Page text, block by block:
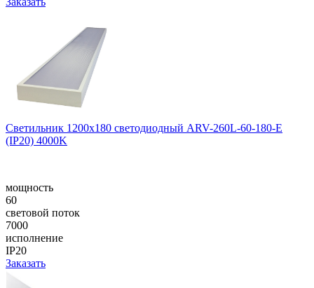
Светильник 1200x180 светодиодный ARV-260L-60-180-E
(IP20) 4000K
мощность
60
световой поток
7000
исполнение
IP20
Заказать